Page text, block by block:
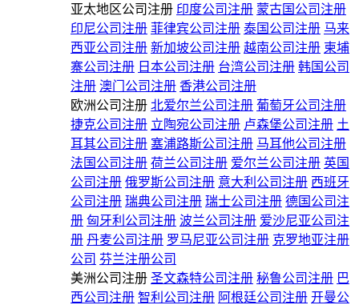
亚太地区公司注册 印度公司注册 蒙古国公司注册
印尼公司注册 菲律宾公司注册 泰国公司注册 马来
西亚公司注册 新加坡公司注册 越南公司注册 柬埔
寨公司注册 日本公司注册 台湾公司注册 韩国公司
注册 澳门公司注册 香港公司注册
欧洲公司注册 北爱尔兰公司注册 葡萄牙公司注册
捷克公司注册 立陶宛公司注册 卢森堡公司注册 土
耳其公司注册 塞浦路斯公司注册 马耳他公司注册
法国公司注册 荷兰公司注册 爱尔兰公司注册 英国
公司注册 俄罗斯公司注册 意大利公司注册 西班牙
公司注册 瑞典公司注册 瑞士公司注册 德国公司注
册 匈牙利公司注册 波兰公司注册 爱沙尼亚公司注
册 丹麦公司注册 罗马尼亚公司注册 克罗地亚注册
公司 芬兰注册公司
美洲公司注册 圣文森特公司注册 秘鲁公司注册 巴
西公司注册 智利公司注册 阿根廷公司注册 开曼公